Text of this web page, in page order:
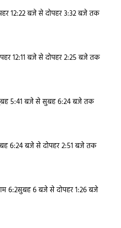
12:22 बजे से दोपहर 3:32 बजे तक
12:11 बजे से दोपहर 2:25 बजे तक
5:41 बजे से सुबह 6:24 बजे तक
6:24 बजे से दोपहर 2:51 बजे तक
6:2सुबह 6 बजे से दोपहर 1:26 बजे